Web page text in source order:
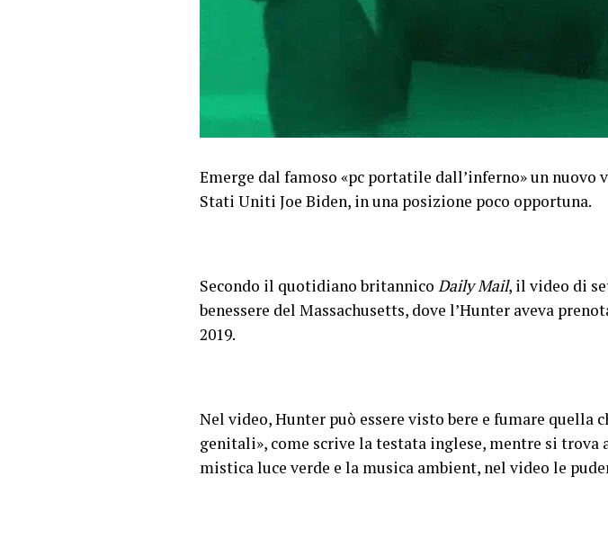
Emerge dal famoso «pc portatile dall’inferno» un
Stati Uniti Joe Biden, in una posizione poco opportuna.
Secondo il quotidiano britannico Daily Mail, il video di
benessere del Massachusetts, dove l’Hunter aveva
2019.
Nel video, Hunter può essere visto bere e fumare quella
genitali», come scrive la testata inglese, mentre si
mistica luce verde e la musica ambient, nel video le